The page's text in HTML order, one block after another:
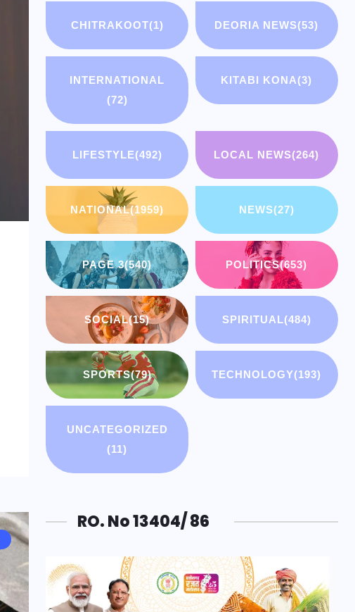
CHITRAKOOT(1) DEORIA NEWS(53)
INTERNATIONAL
(72)
KITABI KONA(3)
LIFESTYLE(492) LOCAL NEWS(264)
NATIONAL(1959) NEWS(27)
PAGE 3(540) POLITICS(653)
SOCIAL(15) SPIRITUAL(484)
SPORTS(79) TECHNOLOGY(193)
UNCATEGORIZED
(11)
RO. No 13404/ 86